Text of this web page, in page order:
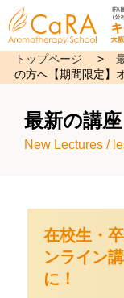
トップページ >
の方へ【期間限定】
最新の講
New Lectures /
在校生・
ンライン
に！